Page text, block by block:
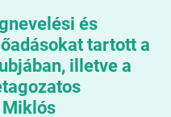
és
tartott a
illetve a
Miklós